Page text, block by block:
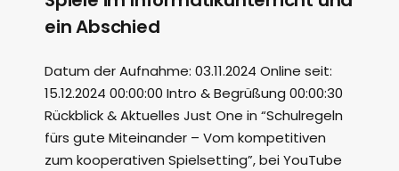
ein Abschied
Datum der Aufnahme: 03.11.2024 Online seit:
15.12.2024 00:00:00 Intro & Begrüßung 00:00:30
Rückblick & Aktuelles Just One in “Schulregeln
fürs gute Miteinander – Vom kompetitiven
zum kooperativen Spielsetting”, bei YouTube